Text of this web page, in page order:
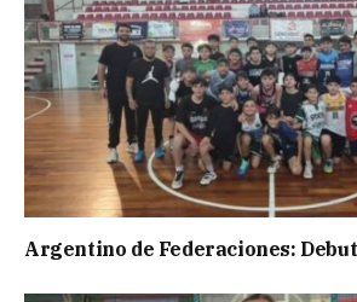
Argentino de Federaciones: